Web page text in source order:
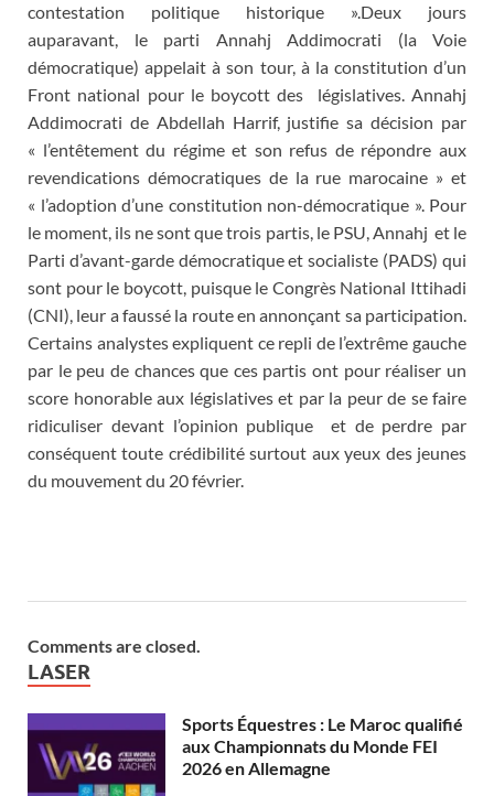
contestation politique historique ».Deux jours
auparavant, le parti Annahj Addimocrati (la Voie
démocratique) appelait à son tour, à la constitution d’un
Front national pour le boycott des législatives. Annahj
Addimocrati de Abdellah Harrif, justifie sa décision par
« l’entêtement du régime et son refus de répondre aux
revendications démocratiques de la rue marocaine » et
« l’adoption d’une constitution non-démocratique ». Pour
le moment, ils ne sont que trois partis, le PSU, Annahj et le
Parti d’avant-garde démocratique et socialiste (PADS) qui
sont pour le boycott, puisque le Congrès National Ittihadi
(CNI), leur a faussé la route en annonçant sa participation.
Certains analystes expliquent ce repli de l’extrême gauche
par le peu de chances que ces partis ont pour réaliser un
score honorable aux législatives et par la peur de se faire
ridiculiser devant l’opinion publique et de perdre par
conséquent toute crédibilité surtout aux yeux des jeunes
du mouvement du 20 février.
Comments are closed.
LASER
Sports Équestres : Le Maroc qualifié
aux Championnats du Monde FEI
2026 en Allemagne